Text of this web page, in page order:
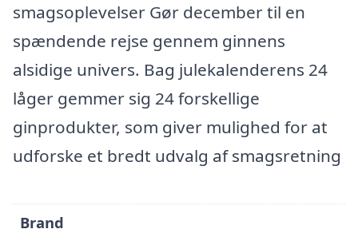
smagsoplevelser Gør december til en
spændende rejse gennem ginnens
alsidige univers. Bag julekalenderens 24
låger gemmer sig 24 forskellige
ginprodukter, som giver mulighed for at
udforske et bredt udvalg af smagsretning
Brand